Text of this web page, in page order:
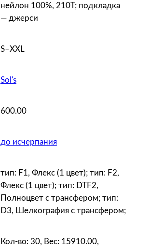
нейлон 100%, 210T; подкладка
— джерси
S–XXL
Sol's
600.00
до исчерпания
тип: F1, Флекс (1 цвет); тип: F2,
Флекс (1 цвет); тип: DTF2,
Полноцвет с трансфером; тип:
D3, Шелкография с трансфером;
Кол-во: 30, Вес: 15910.00,